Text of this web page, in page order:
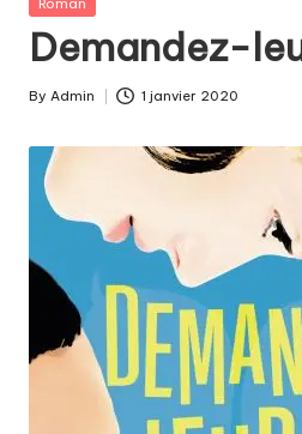
t
s
o
r
ir
goûts,
des
pour
les
jours.
Demandez-
Posted
By Admin 1 janvier 2020